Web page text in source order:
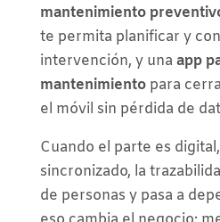
mantenimiento
te permita planificar y
intervención, y una app
mantenimientopara
el móvil sin pérdida de
Cuando el parte es
sincronizado, la
de personas y pasa a